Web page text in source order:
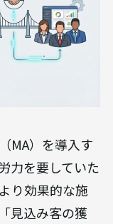
MA）を導入す
力を要していた
り効果的な施
見込み客の獲